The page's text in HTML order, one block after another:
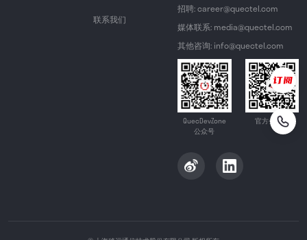
联系我们
招聘: career@quectel.com
媒体联系: media@quectel.com
其他咨询: info@quectel.com
QuecDevZone
公众号
官方公众号